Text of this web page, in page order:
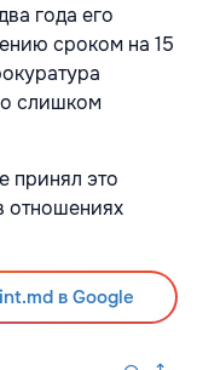
года его
сроком на 15
слишком
принял это
отношениях
в Google